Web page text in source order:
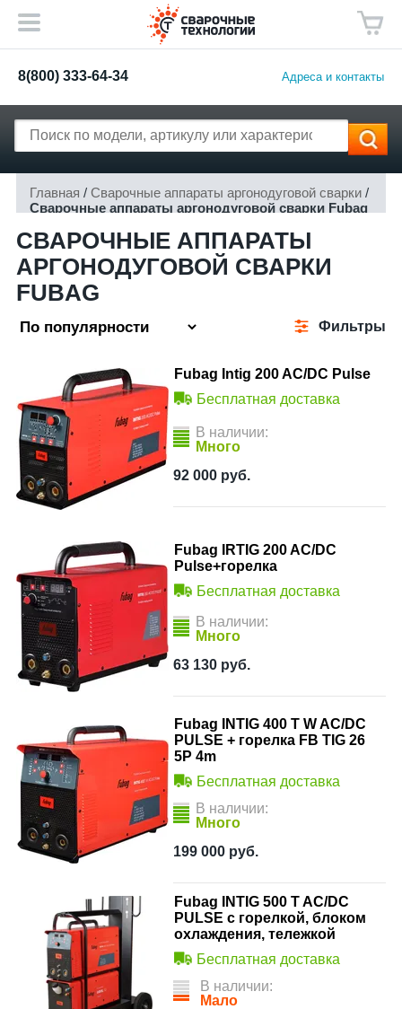
8(800) 333-64-34 Адреса и контакты
Главная / Сварочные аппараты аргонодуговой сварки /
Сварочные аппараты аргонодуговой сварки Fubag
СВАРОЧНЫЕ АППАРАТЫ
АРГОНОДУГОВОЙ СВАРКИ
FUBAG
Фильтры
Fubag Intig 200 AC/DC Pulse
Бесплатная доставка
В наличии:
Много
92 000 руб.
Fubag IRTIG 200 AC/DC
Pulse+горелка
Бесплатная доставка
В наличии:
Много
63 130 руб.
Fubag INTIG 400 T W AC/DC
PULSE + горелка FB TIG 26
5P 4m
Бесплатная доставка
В наличии:
Много
199 000 руб.
Fubag INTIG 500 T AC/DC
PULSE с горелкой, блоком
охлаждения, тележкой
Бесплатная доставка
В наличии:
Мало